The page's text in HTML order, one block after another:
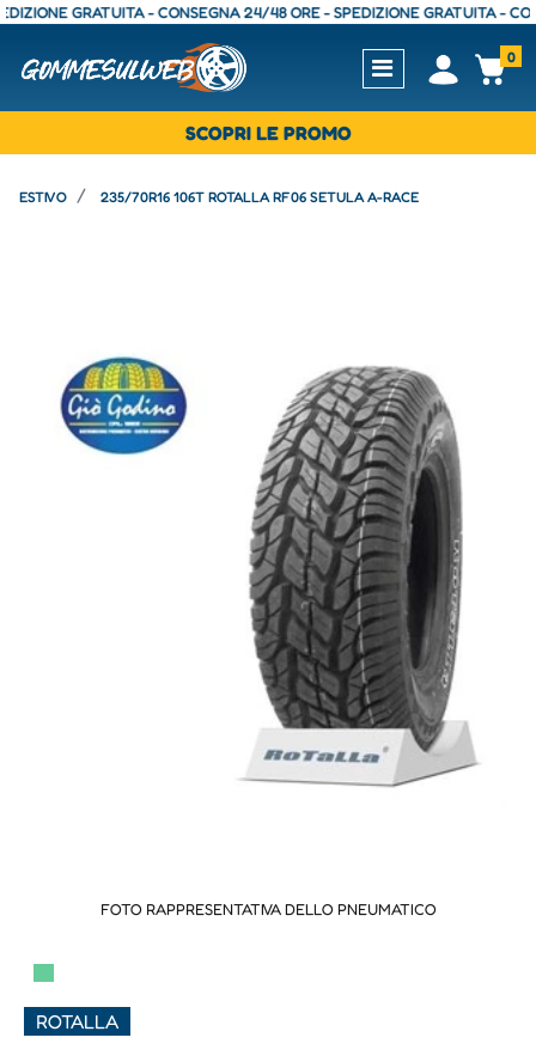
GRATUITA - CONSEGNA 24/48 ORE - SPEDIZIONE GRATUITA -
Open0
SCOPRI LE PROMO
ESTIVO 235/70R16 106T ROTALLA RF06 SETULA A-RACE
FOTO RAPPRESENTATIVA DELLO PNEUMATICO
▀
ROTALLA